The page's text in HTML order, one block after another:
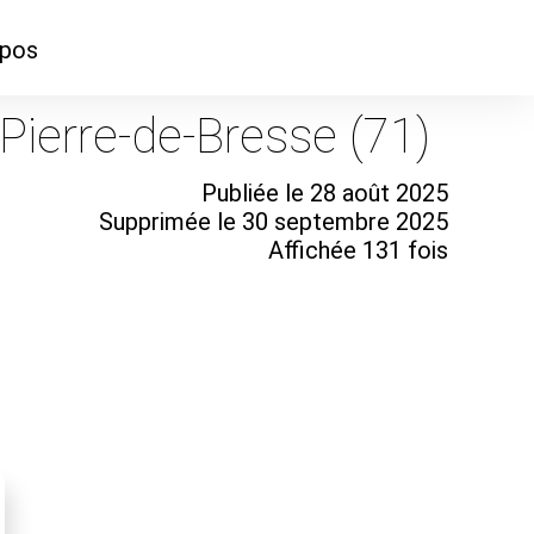
de-Bresse (71)
Publiée le 28 août 2025
Supprimée le 30 septembre 2025
Affichée 131 fois